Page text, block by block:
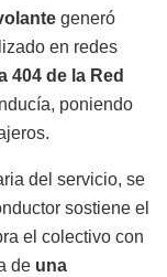
generó
en redes
404 de la Red
poniendo
del servicio, se
sostiene el
el colectivo con
de una